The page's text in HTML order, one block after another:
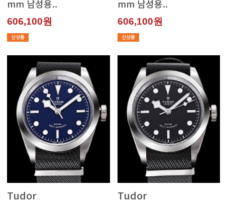
mm 남성용..
606,100원
mm 남성용..
606,100원
Tudor Tudor